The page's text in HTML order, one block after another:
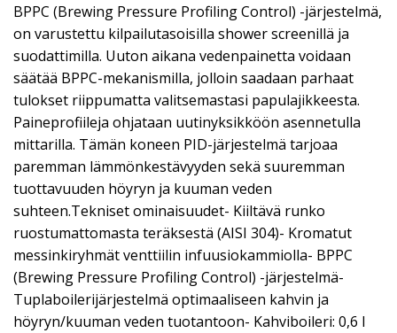
BPPC (Brewing Pressure Profiling Control) -järjestelmä,
on varustettu kilpailutasoisilla shower screenillä ja
suodattimilla. Uuton aikana vedenpainetta voidaan
säätää BPPC-mekanismilla, jolloin saadaan parhaat
tulokset riippumatta valitsemastasi papulajikkeesta.
Paineprofiileja ohjataan uutinyksikköön asennetulla
mittarilla. Tämän koneen PID-järjestelmä tarjoaa
paremman lämmönkestävyyden sekä suuremman
tuottavuuden höyryn ja kuuman veden
suhteen.Tekniset ominaisuudet- Kiiltävä runko
ruostumattomasta teräksestä (AISI 304)- Kromatut
messinkiryhmät venttiilin infuusiokammiolla- BPPC
(Brewing Pressure Profiling Control) -järjestelmä-
Tuplaboilerijärjestelmä optimaaliseen kahvin ja
höyryn/kuuman veden tuotantoon- Kahviboileri: 0,6 l